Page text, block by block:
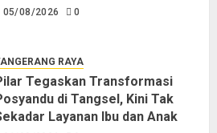
05/08/2026 0
RAYA
Tegaskan Transformasi
di Tangsel, Kini Tak
Layanan Ibu dan Anak